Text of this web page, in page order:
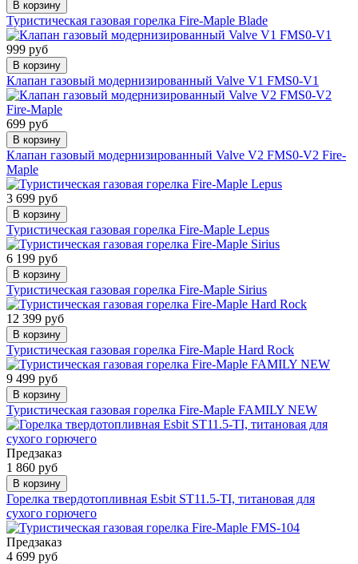
В корзину
Туристическая газовая горелка Fire-Maple Blade
999 руб
В корзину
Клапан газовый модернизированный Valve V1 FMS0-V1
699 руб
В корзину
Клапан газовый модернизированный Valve V2 FMS0-V2 Fire-
Maple
3 699 руб
В корзину
Туристическая газовая горелка Fire-Maple Lepus
6 199 руб
В корзину
Туристическая газовая горелка Fire-Maple Sirius
12 399 руб
В корзину
Туристическая газовая горелка Fire-Maple Hard Rock
9 499 руб
В корзину
Туристическая газовая горелка Fire-Maple FAMILY NEW
Предзаказ
1 860 руб
В корзину
Горелка твердотопливная Esbit ST11.5-TI, титановая для
сухого горючего
Предзаказ
4 699 руб